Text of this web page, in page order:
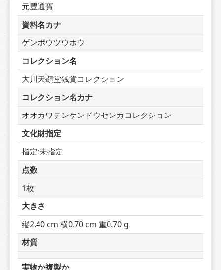
元豊通寶
資料名カナ
ゲンポウツウホウ
コレクション名
大川天顕堂銭貨コレクション
コレクション名カナ
オオカワテンケンドウセンカコレクション
文化財指定
指定:未指定
点数
1枚
大きさ
縦2.40 cm 横0.70 cm 重0.70 g
材質
実物か複製か